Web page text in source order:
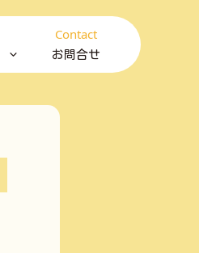
Contact
お問合せ